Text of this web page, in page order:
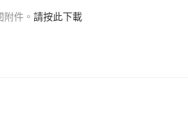
件。 請按此下載